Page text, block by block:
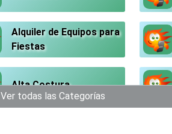
Alquiler de Equipos para
Fiestas
Alta Costura
Ver todas las Categorías